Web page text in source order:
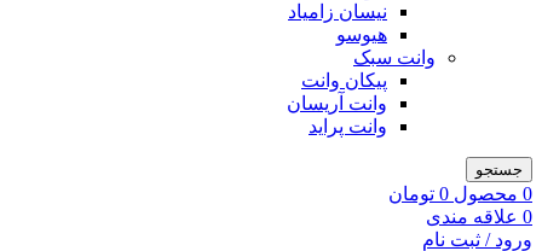
نیسان زامیاد
هیوسو
وانت سبک
پیکان وانت
وانت آریسان
وانت پراید
جستجو
0 محصول 0 تومان
0 علاقه مندی
ورود / ثبت نام